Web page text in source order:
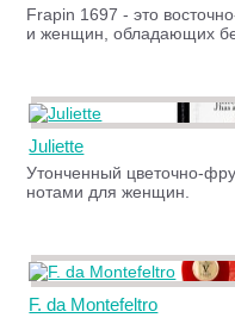
Frapin 1697 - это
и женщин, обладающих
Juliette
Утонченный цветочно-
нотами для женщин.
F. da Montefeltro